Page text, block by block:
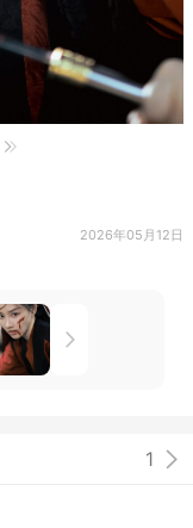
2026年05月12日
1